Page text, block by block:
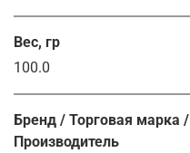
Вес, гр
100.0
Бренд / Торговая марка /
Производитель